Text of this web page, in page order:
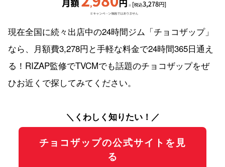
現在全国に続々出店中の24時間ジム「チョコザップ」
なら、月額費3,278円と手軽な料金で24時間365日通え
る！RIZAP監修でTVCMでも話題のチョコザップをぜ
ひお近くで探してみてください。
＼くわしく知りたい！／
チョコザップの公式サイトを見
る